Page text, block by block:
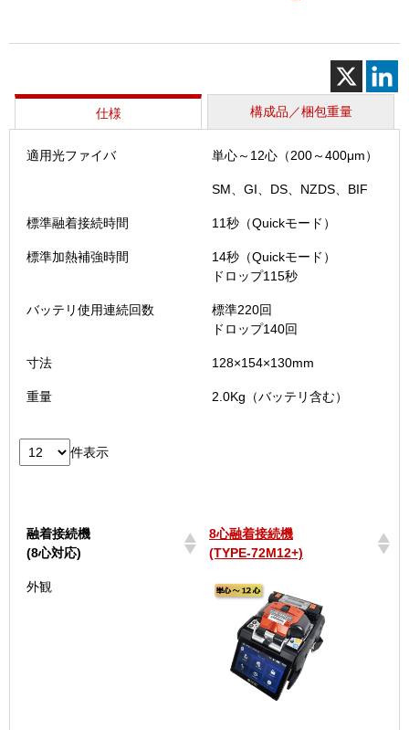
72M12
＋）
個
仕様 構成品／梱包重量
適用光ファイバ 単心～12心（200～400μm）
SM、GI、DS、NZDS、BIF
標準融着接続時間 11秒（Quickモード）
標準加熱補強時間
14秒（Quickモード）
ドロップ115秒
バッテリ使用連続回数
標準220回
ドロップ140回
寸法 128×154×130mm
重量 2.0Kg（バッテリ含む）
件表示
融着接続機
(8心対応)
8心融着接続機
(TYPE-72M12+)
融着接続機
(TYPE-72M12+)
外観